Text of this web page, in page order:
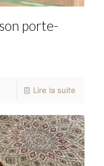
porte-
Lire la suite